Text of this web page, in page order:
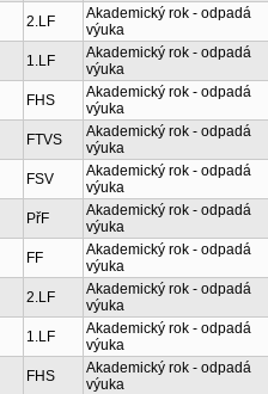
2.LF
Akademický rok - odpadá
výuka
1.LF
Akademický rok - odpadá
výuka
FHS
Akademický rok - odpadá
výuka
FTVS
Akademický rok - odpadá
výuka
FSV
Akademický rok - odpadá
výuka
PřF
Akademický rok - odpadá
výuka
FF
Akademický rok - odpadá
výuka
2.LF
Akademický rok - odpadá
výuka
1.LF
Akademický rok - odpadá
výuka
FHS
Akademický rok - odpadá
výuka